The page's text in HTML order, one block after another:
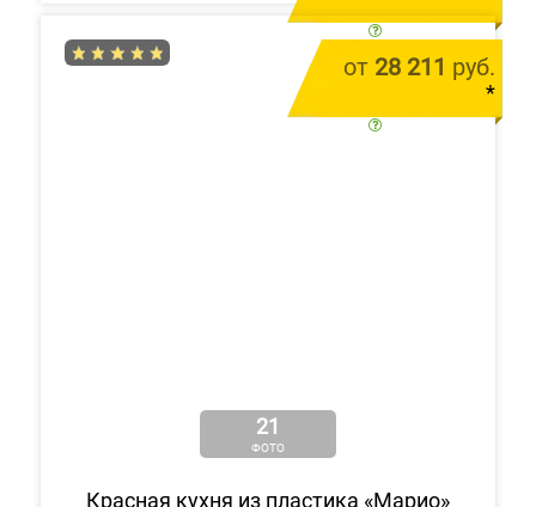
21
ФОТО
от 28 211 руб.
*
Красная кухня из пластика «Марио»